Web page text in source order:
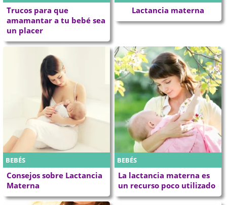
Trucos para que
amamantar a tu bebé sea
un placer
Lactancia materna
BEBÉS
Consejos sobre Lactancia
Materna
BEBÉS
La lactancia materna es
un recurso poco utilizado